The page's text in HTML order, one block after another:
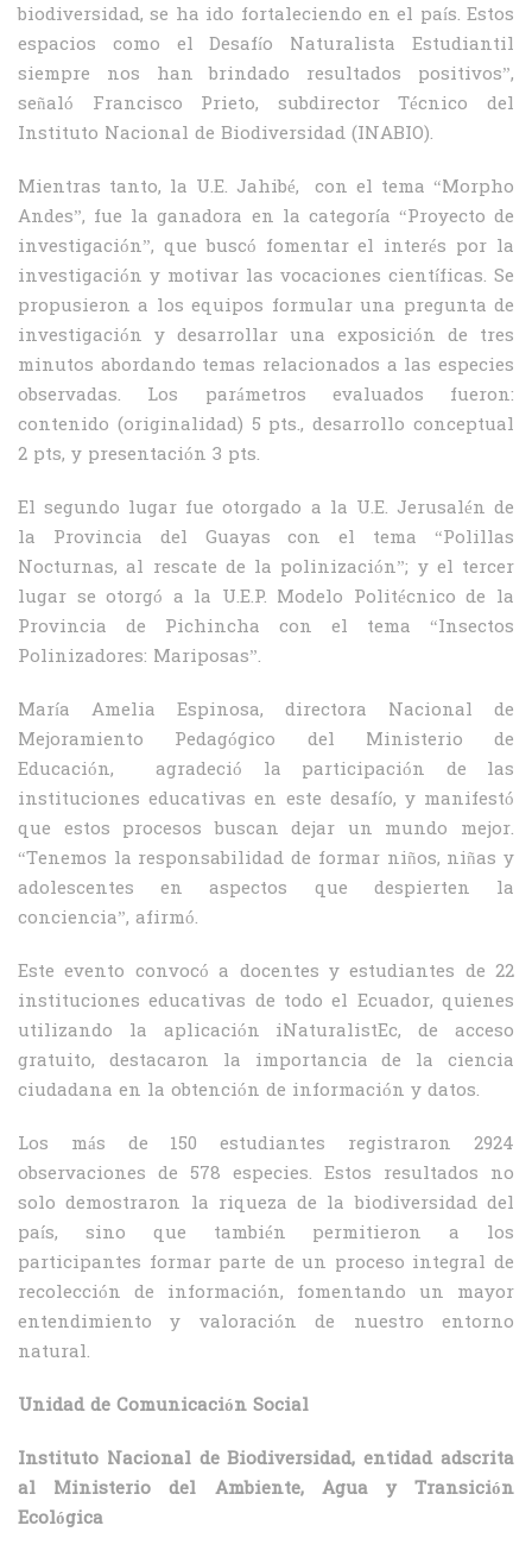
biodiversidad, se ha ido fortaleciendo en el país. Estos
espacios como el Desafío Naturalista Estudiantil
siempre nos han brindado resultados positivos”,
señaló Francisco Prieto, subdirector Técnico del
Instituto Nacional de Biodiversidad (INABIO).
Mientras tanto, la U.E. Jahibé, con el tema “Morpho
Andes”, fue la ganadora en la categoría “Proyecto de
investigación”, que buscó fomentar el interés por la
investigación y motivar las vocaciones científicas. Se
propusieron a los equipos formular una pregunta de
investigación y desarrollar una exposición de tres
minutos abordando temas relacionados a las especies
observadas. Los parámetros evaluados fueron:
contenido (originalidad) 5 pts., desarrollo conceptual
2 pts, y presentación 3 pts.
El segundo lugar fue otorgado a la U.E. Jerusalén de
la Provincia del Guayas con el tema “Polillas
Nocturnas, al rescate de la polinización”; y el tercer
lugar se otorgó a la U.E.P. Modelo Politécnico de la
Provincia de Pichincha con el tema “Insectos
Polinizadores: Mariposas”.
María Amelia Espinosa, directora Nacional de
Mejoramiento Pedagógico del Ministerio de
Educación, agradeció la participación de las
instituciones educativas en este desafío, y manifestó
que estos procesos buscan dejar un mundo mejor.
“Tenemos la responsabilidad de formar niños, niñas y
adolescentes en aspectos que despierten la
conciencia”, afirmó.
Este evento convocó a docentes y estudiantes de 22
instituciones educativas de todo el Ecuador, quienes
utilizando la aplicación iNaturalistEc, de acceso
gratuito, destacaron la importancia de la ciencia
ciudadana en la obtención de información y datos.
Los más de 150 estudiantes registraron 2924
observaciones de 578 especies. Estos resultados no
solo demostraron la riqueza de la biodiversidad del
país, sino que también permitieron a los
participantes formar parte de un proceso integral de
recolección de información, fomentando un mayor
entendimiento y valoración de nuestro entorno
natural.
Unidad de Comunicación Social
Instituto Nacional de Biodiversidad, entidad adscrita
al Ministerio del Ambiente, Agua y Transición
Ecológica